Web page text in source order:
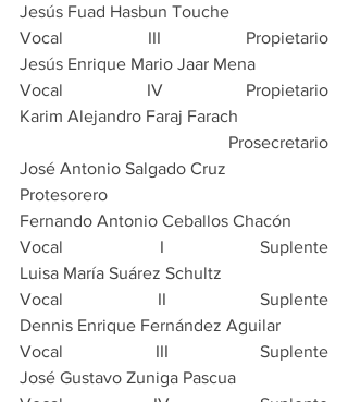
Jesús Fuad Hasbun Touche
Vocal III Propietario
Jesús Enrique Mario Jaar Mena
Vocal IV Propietario
Karim Alejandro Faraj Farach
José Antonio Salgado Cruz
Protesorero
Fernando Antonio Ceballos Chacón
Vocal I Suplente
Luisa María Suárez Schultz
Vocal II Suplente
Dennis Enrique Fernández Aguilar
Vocal III Suplente
José Gustavo Zuniga Pascua